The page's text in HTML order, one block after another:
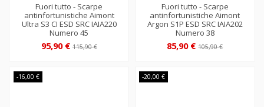
Fuori tutto - Scarpe
antinfortunistiche Aimont
Ultra S3 CI ESD SRC IAIA220
Numero 45
95,90 €115,90 €
Fuori tutto - Scarpe
antinfortunistiche Aimont
Argon S1P ESD SRC IAIA202
Numero 38
85,90 €105,90 €
-16,00 € -20,00 €